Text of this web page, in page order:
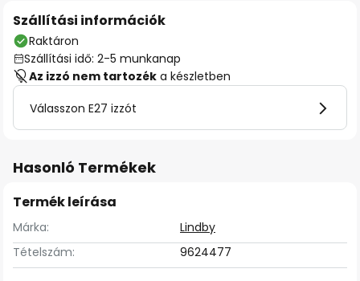
Szállítási információk
Raktáron
Szállítási idő: 2-5 munkanap
Az izzó nem tartozék a készletben
Válasszon E27 izzót
Hasonló Termékek
Termék leírása
Márka:
Lindby
Tételszám:
9624477